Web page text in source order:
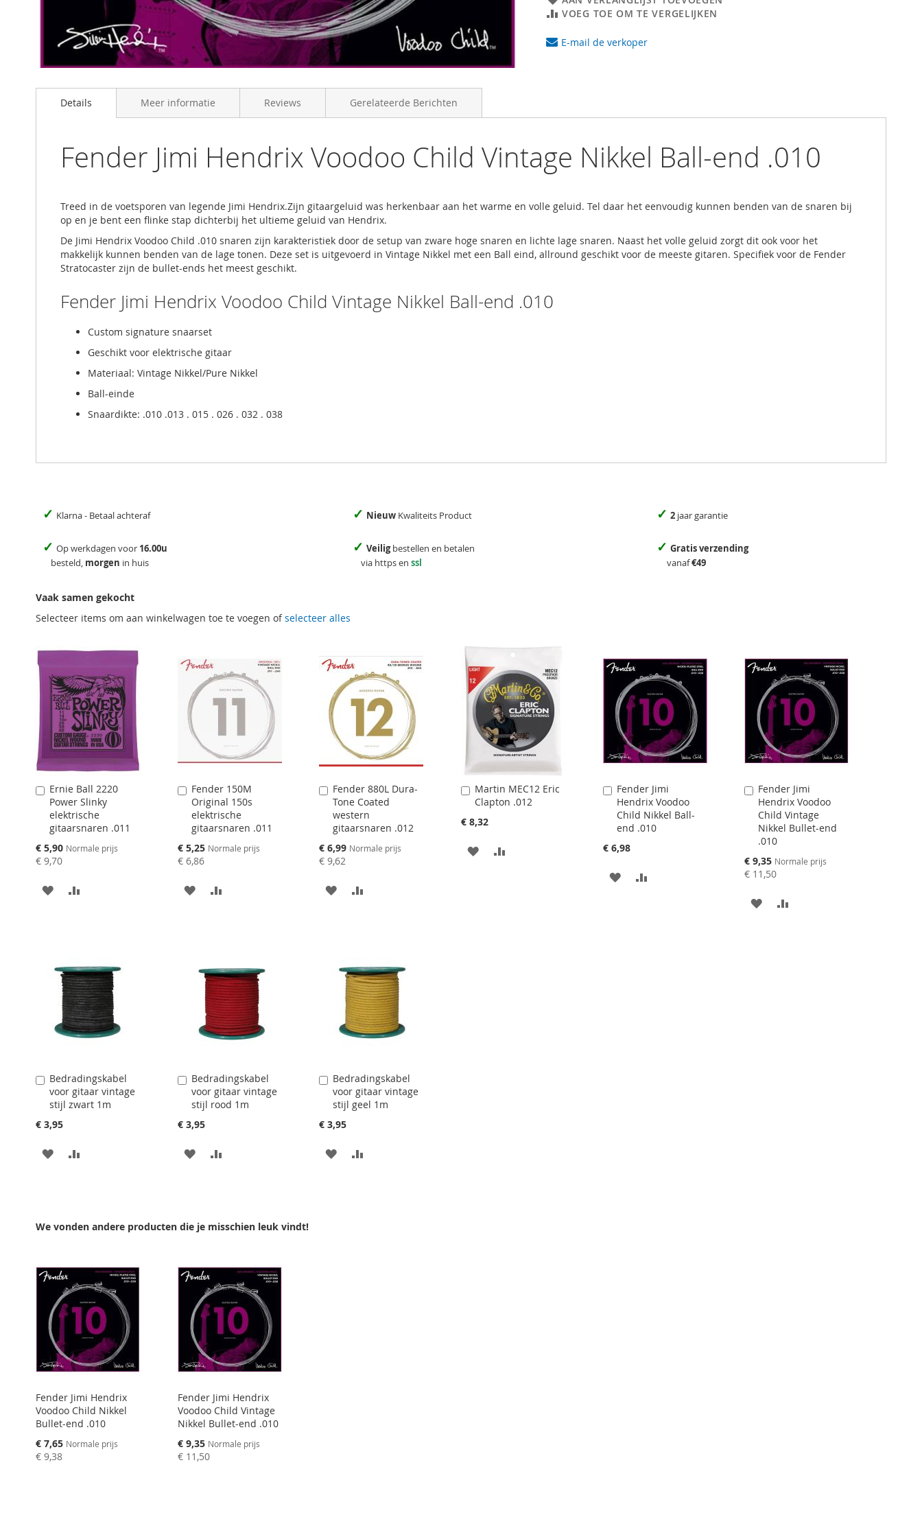
VOEG TOE OM TE VERGELIJKEN
E-mail de verkoper
to
images
Details
Fender Jimi Hendrix Voodoo Child Vintage Nikkel Ball-end .010
Treed in de voetsporen van legende Jimi Hendrix.Zijn gitaargeluid was herkenbaar aan het warme en volle geluid. Tel daar het eenvoudig kunnen benden van de snaren bij
op en je bent een flinke stap dichterbij het ultieme geluid van Hendrix.
De Jimi Hendrix Voodoo Child .010 snaren zijn karakteristiek door de setup van zware hoge snaren en lichte lage snaren. Naast het volle geluid zorgt dit ook voor het
makkelijk kunnen benden van de lage tonen. Deze set is uitgevoerd in Vintage Nikkel met een Ball eind, allround geschikt voor de meeste gitaren. Specifiek voor de Fender
Stratocaster zijn de bullet-ends het meest geschikt.
Fender Jimi Hendrix Voodoo Child Vintage Nikkel Ball-end .010
Custom signature snaarset
Geschikt voor elektrische gitaar
Materiaal: Vintage Nikkel/Pure Nikkel
Ball-einde
Snaardikte: .010 .013 . 015 . 026 . 032 . 038
Meer informatie Reviews Gerelateerde Berichten
✓ Klarna - Betaal achteraf ✓ Nieuw Kwaliteits Product ✓ 2 jaar garantie
✓ Op werkdagen voor 16.00u
besteld, morgen in huis
✓ Veiligbestellen en betalen
via https en ssl
✓ Gratis verzending
vanaf€49
Vaak samen gekocht
Selecteer items om aan winkelwagen toe te voegen ofselecteer alles
Ernie Ball 2220
Power Slinky
elektrische
gitaarsnaren .011
Speciale
prijs
€ 5,90 Normale prijs
€ 9,70
Aan
winkelwagen
toevoegen
AAN
VERGELIJKEN
Fender 150M
Original 150s
elektrische
gitaarsnaren .011
Speciale
prijs
€ 5,25 Normale prijs
€ 6,86
Aan
winkelwagen
toevoegen
AAN
VERGELIJKEN
Fender 880L Dura-
Tone Coated
western
gitaarsnaren .012
Speciale
prijs
€ 6,99 Normale prijs
€ 9,62
Aan
winkelwagen
toevoegen
AAN
VERGELIJKEN
Martin MEC12 Eric
Clapton .012
€ 8,32
Aan
winkelwagen
toevoegen
AAN
Fender Jimi
Hendrix Voodoo
Child Nikkel Ball-
end .010
€ 6,98
Aan
winkelwagen
toevoegen
AAN
Fender Jimi
Hendrix Voodoo
Child Vintage
Nikkel Bullet-end
.010
Speciale
prijs
€ 9,35 Normale prijs
€ 11,50
Aan
winkelwagen
toevoegen
AAN
Bedradingskabel
voor gitaar vintage
stijl zwart 1m
€ 3,95
Aan
winkelwagen
toevoegen
AAN
TE
Bedradingskabel
voor gitaar vintage
stijl rood 1m
€ 3,95
Aan
winkelwagen
toevoegen
AAN
TE
Bedradingskabel
voor gitaar vintage
stijl geel 1m
€ 3,95
Aan
winkelwagen
toevoegen
AAN
We vonden andere producten die je misschien leuk vindt!
Fender Jimi Hendrix
Voodoo Child Nikkel
Bullet-end .010
Speciale
prijs
€ 7,65 Normale prijs
€ 9,38
Fender Jimi Hendrix
Voodoo Child Vintage
Nikkel Bullet-end .010
Speciale
prijs
€ 9,35 Normale prijs
€ 11,50